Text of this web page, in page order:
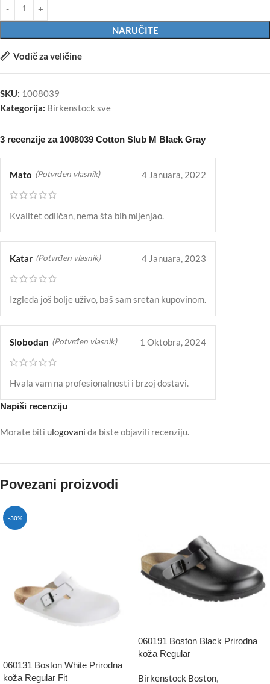
NARUČITE
Vodič za veličine
SKU: 1008039
Kategorija: Birkenstock sve
3 recenzije za 1008039 Cotton Slub M Black Gray
Mato (Potvrđen vlasnik) 4 Januara, 2022
Kvalitet odličan, nema šta bih mijenjao.
Katar (Potvrđen vlasnik) 4 Januara, 2023
Izgleda još bolje uživo, baš sam sretan kupovinom.
Slobodan (Potvrđen vlasnik) 1 Oktobra, 2024
Hvala vam na profesionalnosti i brzoj dostavi.
Napiši recenziju
Morate biti ulogovani da biste objavili recenziju.
Povezani proizvodi
-30%
060131 Boston White Prirodna
koža Regular Fit
060191 Boston Black Prirodna
koža Regular
Birkenstock Boston